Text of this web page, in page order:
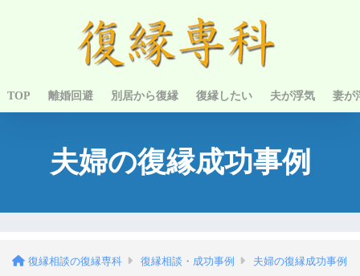
TOP 離婚回避 別居から復縁 復縁したい 夫が浮気 妻が
夫婦の復縁成功事例
復縁相談の復縁専科 復縁相談・成功事例
夫婦の復縁成功事例